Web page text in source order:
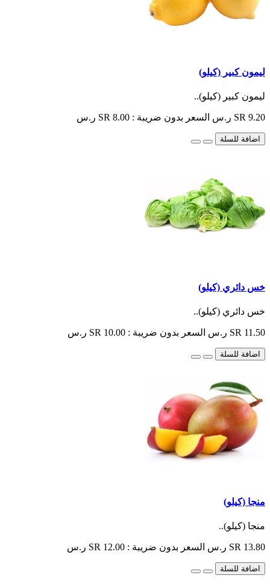
ليمون كبير (كيلو)
ليمون كبير (كيلو)..
SR 9.20 ر.س السعر بدون ضريبة : SR 8.00 ر.س
اضافة للسلة
خس دائري (كيلو)
خس دائري (كيلو)..
SR 11.50 ر.س السعر بدون ضريبة : SR 10.00 ر.س
اضافة للسلة
منجا (كيلو)
منجا (كيلو)..
SR 13.80 ر.س السعر بدون ضريبة : SR 12.00 ر.س
اضافة للسلة